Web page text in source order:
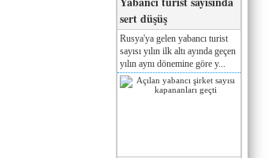
sert düşüş
Rusya'ya gelen yabancı turist
sayısı yılın ilk altı ayında geçen
yılın aynı dönemine göre y...